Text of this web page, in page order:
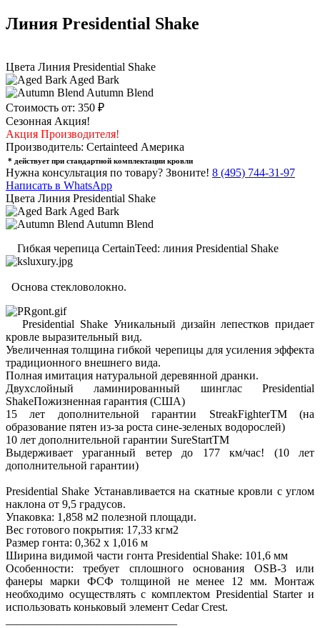
Линия Presidential Shake
Цвета Линия Presidential Shake
Aged Bark
Autumn Blend
Стоимость от: 350 ₽
Сезонная Акция!
Акция Производителя!
Производитель: Certainteed Америка
* действует при стандартной комплектации кровли
Нужна консультация по товару? Звоните! 8 (495) 744-31-97
Написать в WhatsApp
Цвета Линия Presidential Shake
Aged Bark
Autumn Blend
Гибкая черепица CertainTeed: линия Presidential Shake
Основа стекловолокно.
Presidential Shake Уникальный дизайн лепестков придает
кровле выразительный вид.
Увеличенная толщина гибкой черепицы для усиления эффекта
традиционного внешнего вида.
Полная имитация натуральной деревянной дранки.
Двухслойный ламинированный шинглас Presidential
ShakeПожизненная гарантия (США)
15 лет дополнительной гарантии StreakFighterTM (на
образование пятен из-за роста сине-зеленых водорослей)
10 лет дополнительной гарантии SureStartTM
Выдерживает ураганный ветер до 177 км/час! (10 лет
дополнительной гарантии)
Presidential Shake Устанавливается на скатные кровли с углом
наклона от 9,5 градусов.
Упаковка: 1,858 м2 полезной площади.
Вес готового покрытия: 17,33 кгм2
Размер гонта: 0,362 х 1,016 м
Ширина видимой части гонта Presidential Shake: 101,6 мм
Особенности: требует сплошного основания OSB-3 или
фанеры марки ФСФ толщиной не менее 12 мм. Монтаж
необходимо осуществлять с комплектом Presidential Starter и
использовать коньковый элемент Cedar Crest.